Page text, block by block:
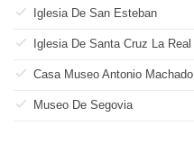
Iglesia De San Esteban
Iglesia De Santa Cruz La Real
Casa Museo Antonio Machado
Museo De Segovia